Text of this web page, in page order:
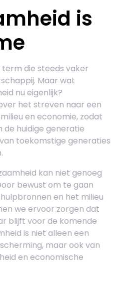
is
term die steeds vaker
Maar wat
nu eigenlijk?
het streven naar een
en economie, zodat
huidige generatie
toekomstige generaties
kan niet genoeg
bewust om te gaan
en het milieu
we ervoor zorgen dat
blijft voor de komende
is niet alleen een
maar ook van
en economische